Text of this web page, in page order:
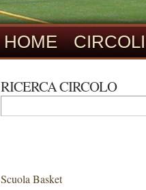
HOME CIRCOLI
RICERCA CIRCOLO
Scuola Basket